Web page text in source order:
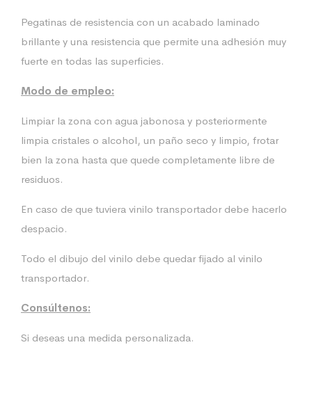
Pegatinas de resistencia con un acabado laminado
brillante y una resistencia que permite una adhesión muy
fuerte en todas las superficies.
Modo de empleo:
Limpiar la zona con agua jabonosa y posteriormente
limpia cristales o alcohol, un paño seco y limpio, frotar
bien la zona hasta que quede completamente libre de
residuos.
En caso de que tuviera vinilo transportador debe hacerlo
despacio.
Todo el dibujo del vinilo debe quedar fijado al vinilo
transportador.
Consúltenos:
Si deseas una medida personalizada.